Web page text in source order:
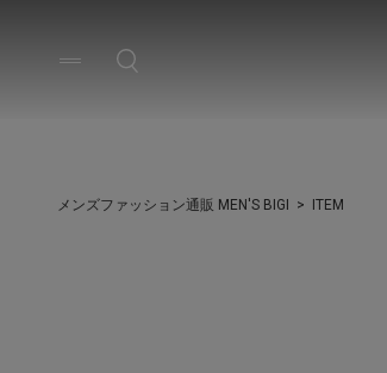
メンズファッション通販 MEN'S BIGI ITEM